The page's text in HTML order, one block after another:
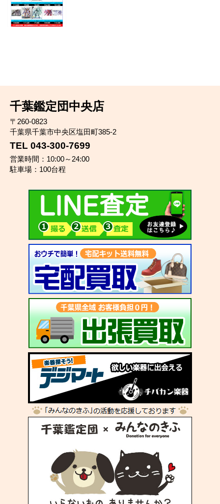
千葉鑑定団中央店
〒260-0823
千葉県千葉市中央区塩田町385-2
TEL 043-300-7699
営業時間：10:00～24:00
駐車場：100台程